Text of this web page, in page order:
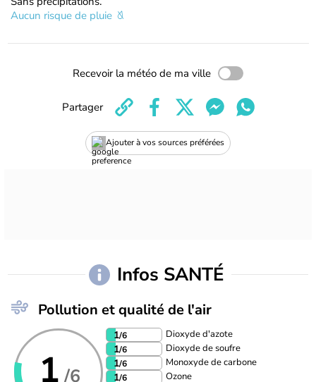
Aucun risque de pluie
Recevoir la météo de ma ville
Ajouter à vos sources préférées
Partager
Infos SANTÉ
Pollution et qualité de l'air
1 /6
1/6 Dioxyde d'azote
1/6 Dioxyde de soufre
1/6 Monoxyde de carbone
1/6 Ozone